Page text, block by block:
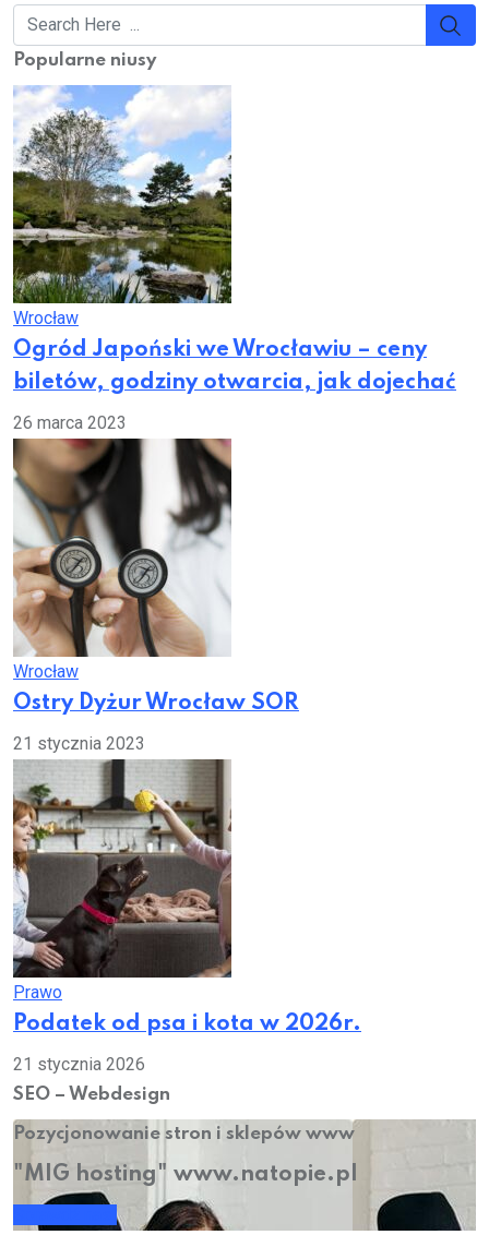
Popularne niusy
Wrocław
Ogród Japoński we Wrocławiu – ceny
biletów, godziny otwarcia, jak dojechać
26 marca 2023
Wrocław
Ostry Dyżur Wrocław SOR
21 stycznia 2023
Prawo
Podatek od psa i kota w 2026r.
21 stycznia 2026
SEO – Webdesign
Pozycjonowanie stron i sklepów www
"MIG hosting" www.natopie.pl